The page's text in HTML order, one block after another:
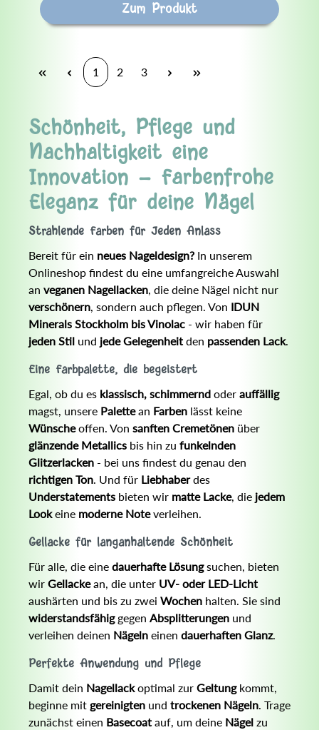
Zum Produkt
1 2 3
Schönheit, Pflege und
Nachhaltigkeit eine
Innovation - Farbenfrohe
Eleganz für deine Nägel
Strahlende Farben für Jeden Anlass
Bereit für ein neues Nageldesign? In unserem
Onlineshop findest du eine umfangreiche Auswahl
an veganen Nagellacken, die deine Nägel nicht nur
verschönern, sondern auch pflegen. Von IDUN
Minerals Stockholm bis Vinolac - wir haben für
jeden Stil und jede Gelegenheit den passenden Lack.
Eine Farbpalette, die begeistert
Egal, ob du es klassisch, schimmernd oder auffällig
magst, unsere Palettean Farben lässt keine
Wünscheoffen. Von sanften Cremetönen über
glänzende Metallics bis hin zu funkelnden
Glitzerlacken - bei uns findest du genau den
richtigen Ton. Und für Liebhaberdes
Understatements bieten wir matte Lacke, die jedem
Lookeine moderne Noteverleihen.
Gellacke für langanhaltende Schönheit
Für alle, die eine dauerhafte Lösungsuchen, bieten
wir Gellackean, die unter UV- oder LED-Licht
aushärten und bis zu zwei Wochen halten. Sie sind
widerstandsfähig gegen Absplitterungen und
verleihen deinen Nägeln einen dauerhaften Glanz.
Perfekte Anwendung und Pflege
Damit dein Nagellackoptimal zur Geltung kommt,
beginne mit gereinigten und trockenen Nägeln. Trage
zunächst einen Basecoat auf, um deine Nägel zu